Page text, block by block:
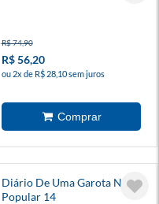
R$ 74,90
R$ 56,20
ou 2x de R$ 28,10 sem juros
Diário De Uma Garota Nada
Popular 14